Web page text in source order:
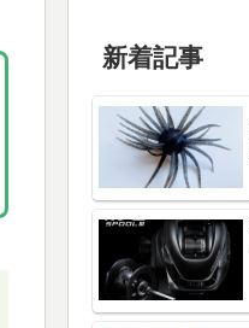
新着記事